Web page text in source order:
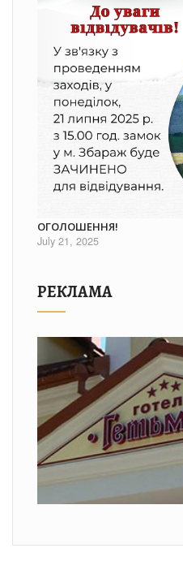
ОГОЛОШЕННЯ!
July 21, 2025
РЕКЛАМА